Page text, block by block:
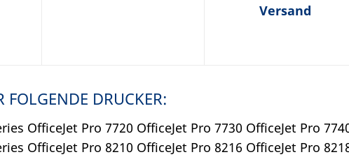
Versand
FOLGENDE DRUCKER:
OfficeJet Pro 7720 OfficeJet Pro 7730 OfficeJet Pro
OfficeJet Pro 8210 OfficeJet Pro 8216 OfficeJet Pro